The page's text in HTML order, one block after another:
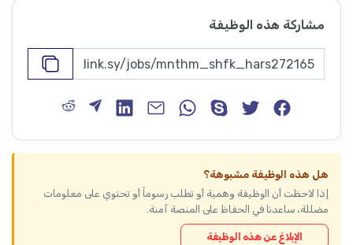
مشاركة هذه الوظيفة
هل هذه الوظيفة مشبوهة؟
إذا لاحظت أن الوظيفة وهمية أو تطلب رسوماً أو تحتوي على معلومات
مضللة، ساعدنا في الحفاظ على المنصة آمنة.
الإبلاغ عن هذه الوظيفة